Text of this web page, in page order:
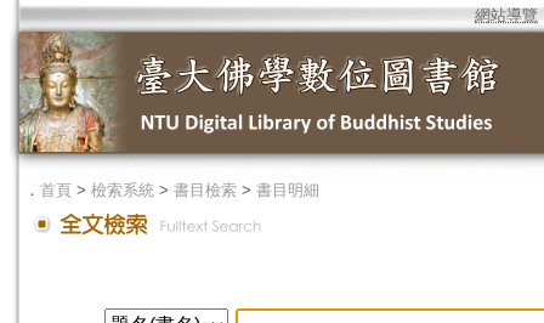
網站導覽
． 首頁 > 檢索系統 > 書目檢索 > 書目明細